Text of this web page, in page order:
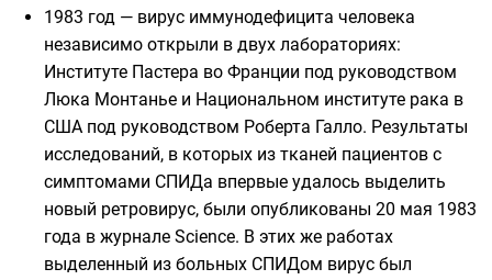
1983 год — вирус иммунодефицита человека
независимо открыли в двух лабораториях:
Институте Пастера во Франции под руководством
Люка Монтанье и Национальном институте рака в
США под руководством Роберта Галло. Результаты
исследований, в которых из тканей пациентов с
симптомами СПИДа впервые удалось выделить
новый ретровирус, были опубликованы 20 мая 1983
года в журнале Science. В этих же работах
выделенный из больных СПИДом вирус был